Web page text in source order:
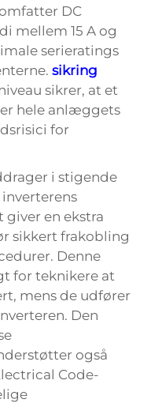
DC
mellem 15 A og
serieratings
sikring
sikrer, at et
hele anlæggets
for
i stigende
inverterens
en ekstra
sikkert frakobling
Denne
for teknikere at
mens de udfører
Den
også
Code-